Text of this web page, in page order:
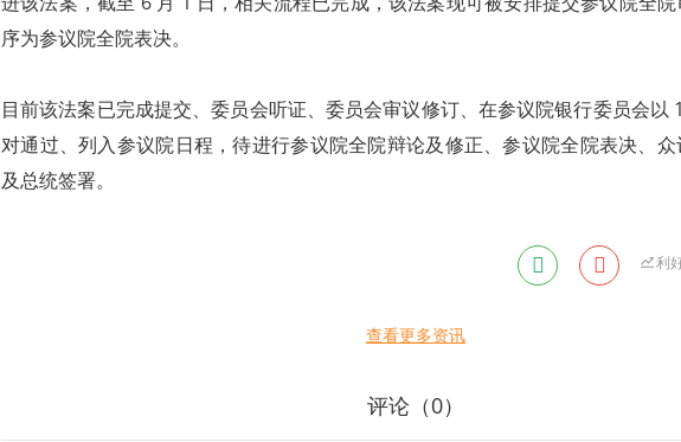
序为参议院全院表决。
目前该法案已完成提交、委员会听证、委员会审议修订、在参议院银行委员会以
对通过、列入参议院日程，待进行参议院全院辩论及修正、参议院全院表决、
及总统签署。
利
查看更多资讯
评论（0）